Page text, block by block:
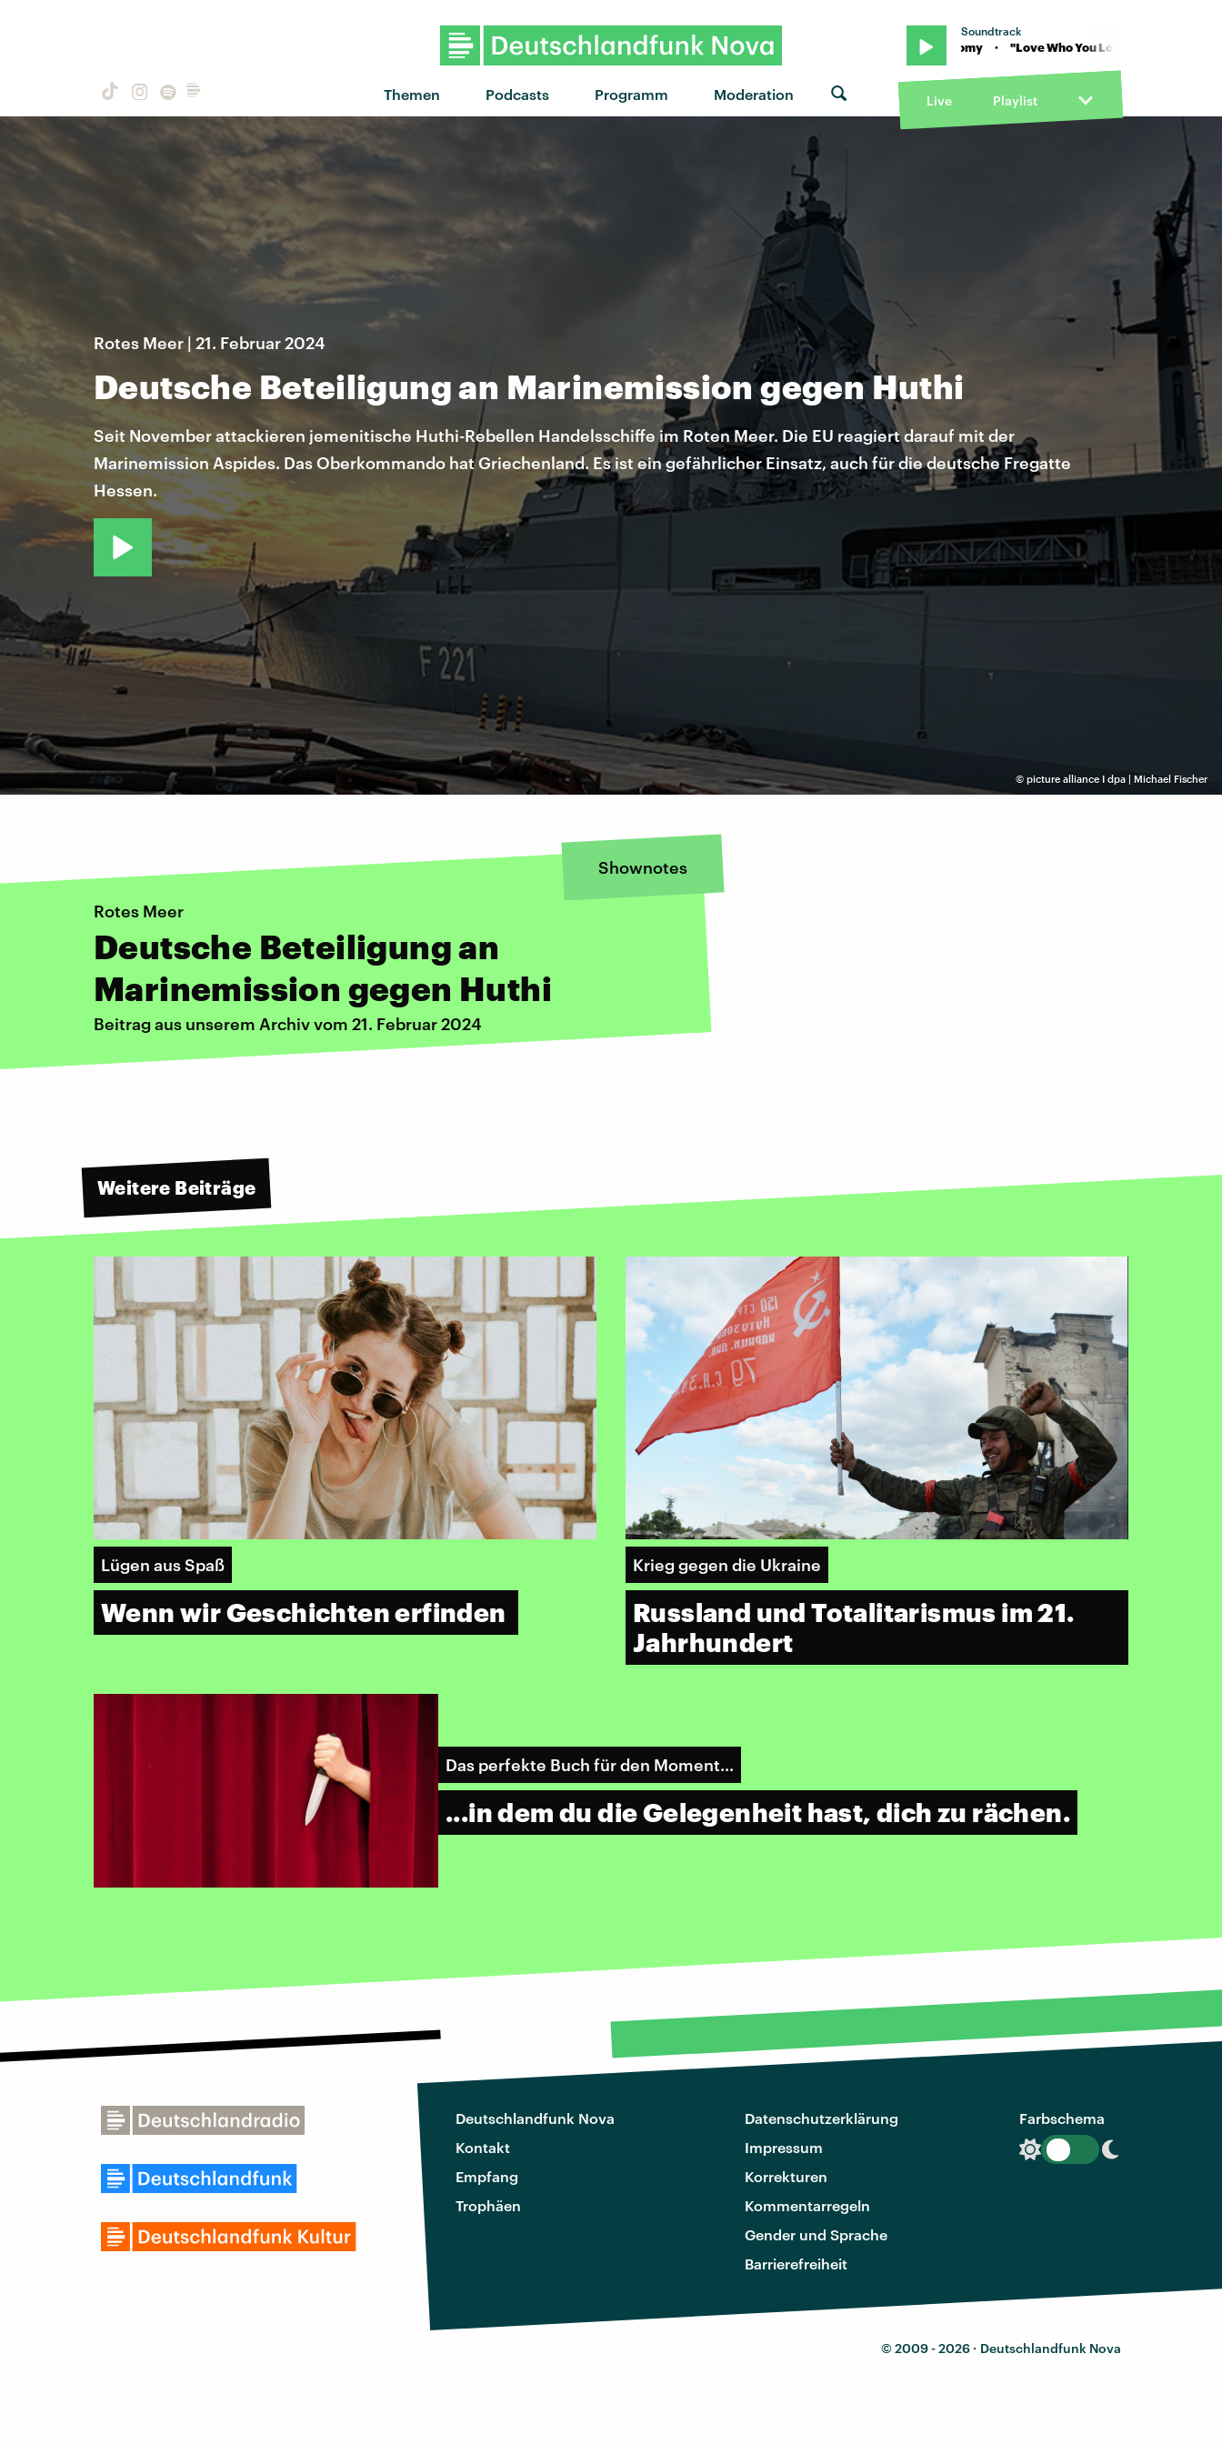
Themen Podcasts Programm Moderation
Soundtrack
"Love Who You Love" von Romy · "Love Who You Love" von Romy · "Love Who You Love" von Romy
Live Playlist
© picture alliance I dpa | Michael Fischer
Rotes Meer | 21. Februar 2024
Deutsche Beteiligung an Marinemission gegen Huthi
Seit November attackieren jemenitische Huthi-Rebellen Handelsschiffe im Roten Meer. Die EU reagiert darauf mit der
Marinemission Aspides. Das Oberkommando hat Griechenland. Es ist ein gefährlicher Einsatz, auch für die deutsche Fregatte
Hessen.
Shownotes
Rotes Meer
Deutsche Beteiligung an
Marinemission gegen Huthi
Beitrag aus unserem Archiv vom 21. Februar 2024
Weitere Beiträge
Lügen aus Spaß
Wenn wir Geschichten erfinden
Krieg gegen die Ukraine
Russland und Totalitarismus im 21.
Jahrhundert
Das perfekte Buch für den Moment...
...in dem du die Gelegenheit hast, dich zu rächen.
Deutschlandfunk Nova
Kontakt
Empfang
Trophäen
Datenschutzerklärung
Impressum
Korrekturen
Kommentarregeln
Gender und Sprache
Barrierefreiheit
Farbschema
© 2009 - 2026 · Deutschlandfunk Nova